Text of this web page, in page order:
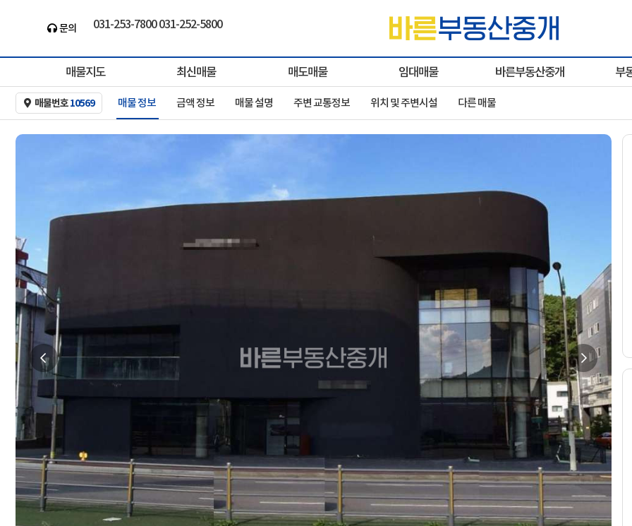
문의
바른부동산중개ㅣ경기도최대 ㅣ건물/빌딩ㅣ대형..
the-baleun.com
매물지도 최신매물 매도매물 임대매물 바른부동산중개 부
매물번호10569 매물 정보 금액 정보 매물 설명 주변 교통정보 위치 및 주변시설 다른 매물